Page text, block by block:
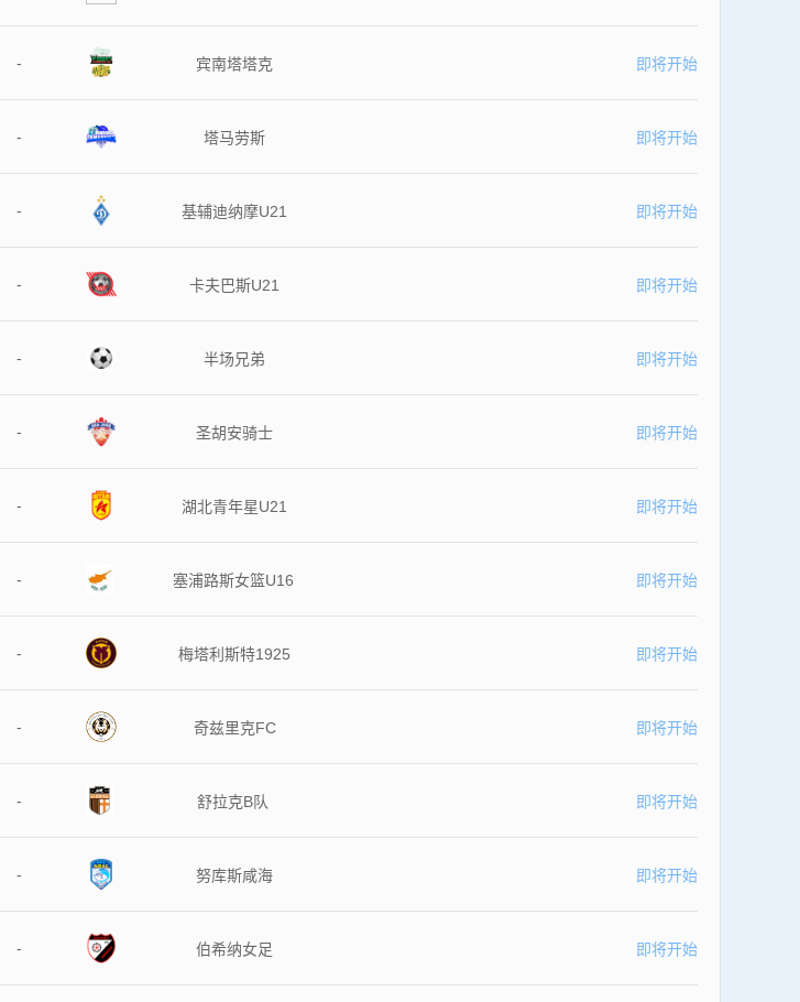
- 宾南塔塔克 即将开始
- 塔马劳斯 即将开始
- 基辅迪纳摩U21 即将开始
- 卡夫巴斯U21 即将开始
- 半场兄弟 即将开始
- 圣胡安骑士 即将开始
- 湖北青年星U21 即将开始
- 塞浦路斯女篮U16 即将开始
- 梅塔利斯特1925 即将开始
- 奇兹里克FC 即将开始
- 舒拉克B队 即将开始
- 努库斯咸海 即将开始
- 伯希纳女足 即将开始